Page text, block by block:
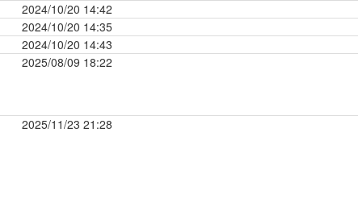
2024/10/20 14:42
2024/10/20 14:35
2024/10/20 14:43
2025/08/09 18:22
2025/11/23 21:28